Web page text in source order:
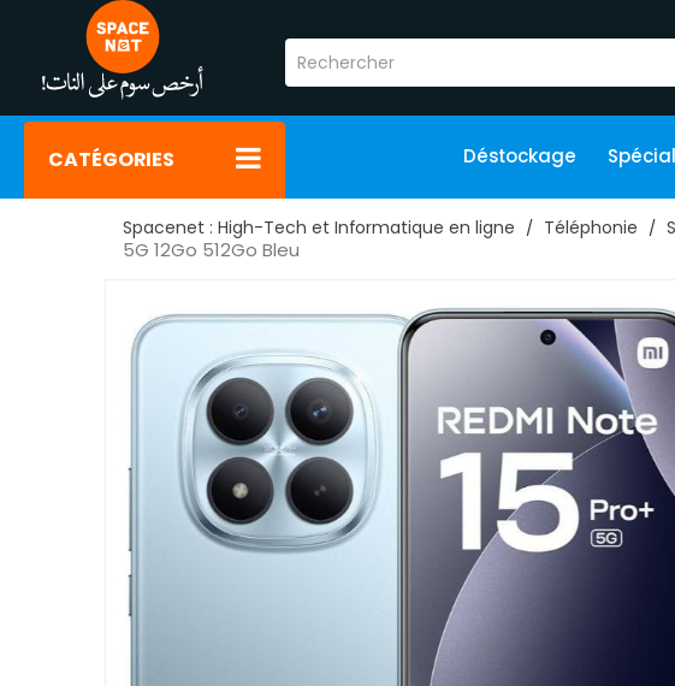
CATÉGORIES Déstockage
Spacenet : High-Tech et Informatique en ligne Téléphonie
5G 12Go 512Go Bleu